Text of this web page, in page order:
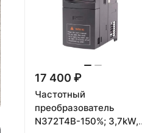
17 400 ₽
Частотный
преобразователь
N372T4B-150%; 3,7kW,